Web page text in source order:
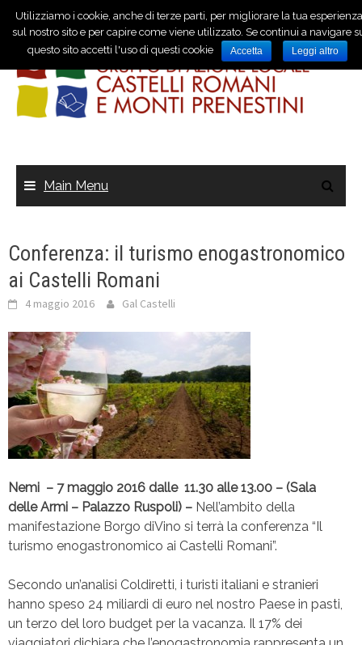
Main Menu
Conferenza: il turismo enogastronomico
ai Castelli Romani
4 maggio 2016 Gal Castelli
Nemi – 7 maggio 2016 dalle 11.30 alle 13.00 – (Sala
delle Armi – Palazzo Ruspoli) – Nell’ambito della
manifestazione Borgo diVino si terrà la conferenza “Il
turismo enogastronomico ai Castelli Romani”.
Secondo un’analisi Coldiretti, i turisti italiani e stranieri
hanno speso 24 miliardi di euro nel nostro Paese in pasti,
un terzo del loro budget per la vacanza. Il 17% dei
Utilizziamo i cookie, anche di terze parti, per migliorare la tua esperienza
sul nostro sito e per capire come viene utilizzato. Se continui a navigare
questo sito accetti l'uso di questi cookie
Accetta Leggi altro